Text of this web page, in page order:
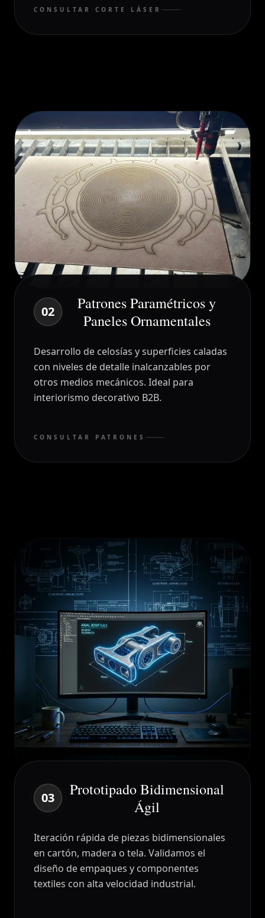
CONSULTAR CORTE LÁSER
02
Patrones Paramétricos y
Paneles Ornamentales
Desarrollo de celosías y superficies caladas
con niveles de detalle inalcanzables por
otros medios mecánicos. Ideal para
interiorismo decorativo B2B.
CONSULTAR PATRONES
03
Prototipado Bidimensional
Ágil
Iteración rápida de piezas bidimensionales
en cartón, madera o tela. Validamos el
diseño de empaques y componentes
textiles con alta velocidad industrial.